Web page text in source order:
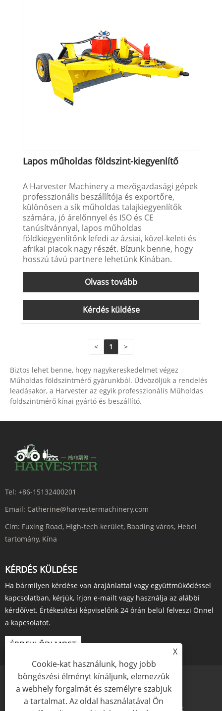
Lapos műholdas földszint-kiegyenlítő
A Harvester Machinery a mezőgazdasági gépek
professzionális beszállítója és exportőre,
különösen a sík műholdas talajkiegyenlítők
számára, jó árelőnnyel és ISO és CE
tanúsítvánnyal, lapos műholdas
földkiegyenlítőnk lefedi az ázsiai, közel-keleti és
afrikai piacok nagy részét. Bízunk benne, hogy
hosszú távú partnere lehetünk Kínában.
Olvass tovább
Kérdés küldése
< 1 >
Biztos lehet benne, hogy nagykereskedelmet végez
Műholdas földszintmérő gyárunkból. Üdvözöljük a rendelés
leadásakor, a Harvester az egyik professzionális Műholdas
földszintmérő kínai gyártó és beszállító.
Tel: +86-15132400201
Email: Catherine@harvestermachinery.com
Cím: Fuxing Road, High-tech kerület, Baoding város, Hebei
tartomány, Kína
KÉRDÉS KÜLDÉSE
Ha bármilyen kérdése van árajánlattal vagy együttműködéssel
kapcsolatban, kérjük, írjon e-mailt vagy használja az alábbi
kérdőívet. Értékesítési képviselőnk 24 órán belül felveszi Önnel
a kapcsolatot.
ÉRDEKLŐDJ MOST
Links Sitemap RSS XML Adatvédelmi szabályzat
X
Cookie-kat használunk, hogy jobb
böngészési élményt kínáljunk, elemezzük
a webhely forgalmát és személyre szabjuk
a tartalmat. Az oldal használatával Ön